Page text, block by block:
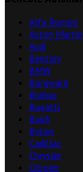
Alfa Romeo
Aston Martin
Audi
Bentley
BMW
Borgward
Brabus
Bugatti
Buick
Byton
Cadillac
Chrysler
Citroën